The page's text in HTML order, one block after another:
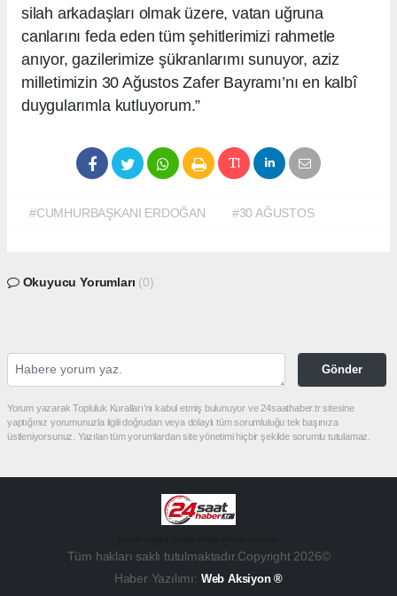
silah arkadaşları olmak üzere, vatan uğruna
canlarını feda eden tüm şehitlerimizi rahmetle
anıyor, gazilerimize şükranlarımı sunuyor, aziz
milletimizin 30 Ağustos Zafer Bayramı’nı en kalbî
duygularımla kutluyorum.”
#CUMHURBAŞKANI ERDOĞAN #30 AĞUSTOS
Okuyucu Yorumları (0)
Gönder
Yorum yazarak Topluluk Kuralları’nı kabul etmiş bulunuyor ve 24saathaber.tr sitesine
yaptığınız yorumunuzla ilgili doğrudan veya dolaylı tüm sorumluluğu tek başınıza
üstleniyorsunuz. Yazılan tüm yorumlardan site yönetimi hiçbir şekilde sorumlu tutulamaz.
Tüm hakları saklı tutulmaktadır.Copyright 2026©
Haber Yazılımı: Web Aksiyon ®